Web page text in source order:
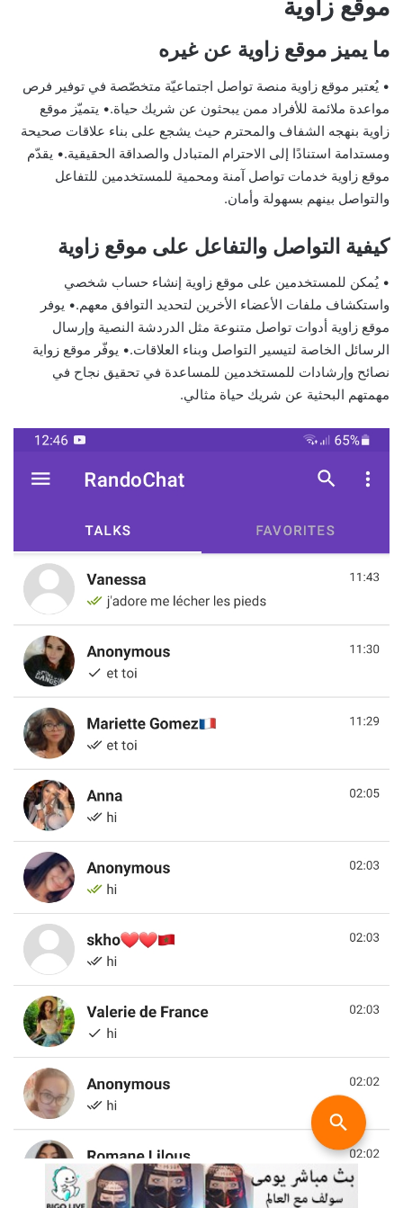
ما يميز موقع زاوية عن غيره
• يُعتبر موقع زاوية منصة تواصل اجتماعيّة متخصّصة في توفير فرص
مواعدة ملائمة للأفراد ممن يبحثون عن شريك حياة.• يتميّز موقع
زاوية بنهجه الشفاف والمحترم حيث يشجع على بناء علاقات صحيحة
ومستدامة استنادًا إلى الاحترام المتبادل والصداقة الحقيقية.• يقدّم
موقع زاوية خدمات تواصل آمنة ومحمية للمستخدمين للتفاعل
والتواصل بينهم بسهولة وأمان.
كيفية التواصل والتفاعل على موقع زاوية
• يُمكن للمستخدمين على موقع زاوية إنشاء حساب شخصي
واستكشاف ملفات الأعضاء الأخرين لتحديد التوافق معهم.• يوفر
موقع زاوية أدوات تواصل متنوعة مثل الدردشة النصية وإرسال
الرسائل الخاصة لتيسير التواصل وبناء العلاقات.• يوفّر موقع زواية
نصائح وإرشادات للمستخدمين للمساعدة في تحقيق نجاح في
مهمتهم البحثية عن شريك حياة مثالي.